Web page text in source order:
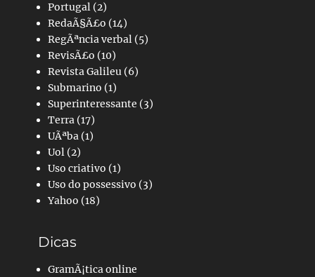
Portugal (2)
RedaÃ§Ã£o (14)
RegÃªncia verbal (5)
RevisÃ£o (10)
Revista Galileu (6)
Submarino (1)
Superinteressante (3)
Terra (17)
UÃªba (1)
Uol (2)
Uso criativo (1)
Uso do possessivo (3)
Yahoo (18)
Dicas
GramÃ¡tica online